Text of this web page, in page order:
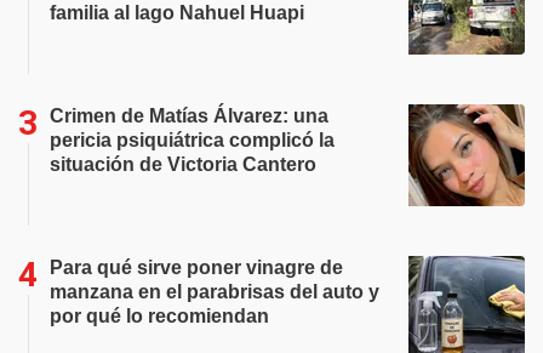
familia al lago Nahuel Huapi
Crimen de Matías Álvarez: una
pericia psiquiátrica complicó la
situación de Victoria Cantero
Para qué sirve poner vinagre de
manzana en el parabrisas del auto y
por qué lo recomiendan